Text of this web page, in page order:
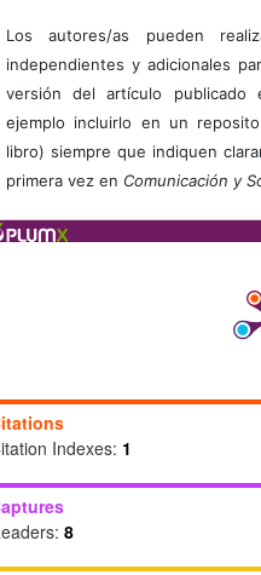
Los autores/as pueden
independientes y adicionales
versión del artículo publicado
ejemplo incluirlo en un
libro) siempre que indiquen
primera vez en Comunicación y
Indexes: 1
8